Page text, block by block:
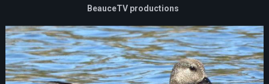
BeauceTV productions